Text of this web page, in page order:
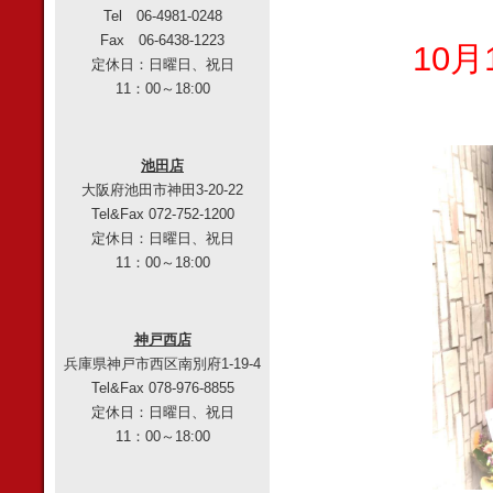
10
Tel 06-4981-0248
Fax 06-6438-1223
定休日：日曜日、祝日
11：00～18:00
池田店
大阪府池田市神田3-20-22
Tel&Fax 072-752-1200
定休日：日曜日、祝日
11：00～18:00
神戸西店
兵庫県神戸市西区南別府1-19-4
Tel&Fax 078-976-8855
定休日：日曜日、祝日
11：00～18:00